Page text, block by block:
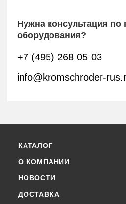
Нужна консультация по
оборудования?
+7 (495) 268-05-03
info@kromschroder-
КАТАЛОГ
О КОМПАНИИ
НОВОСТИ
ДОСТАВКА